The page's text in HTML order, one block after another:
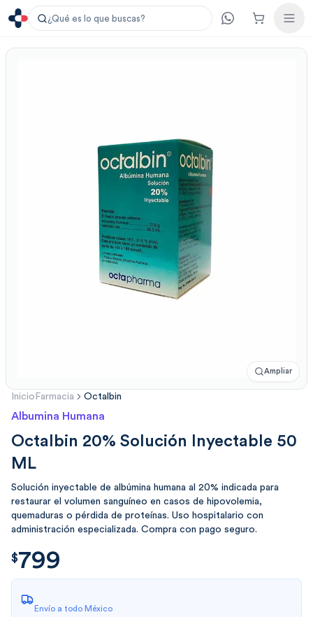
¿Qué es lo que buscas?
Ampliar
Inicio Farmacia Octalbin
Albumina Humana
Octalbin 20% Solución Inyectable 50
ML
Solución inyectable de albúmina humana al 20% indicada para
restaurar el volumen sanguíneo en casos de hipovolemia,
quemaduras o pérdida de proteínas. Uso hospitalario con
administración especializada. Compra con pago seguro.
$799.00
$799
Envío a todo México